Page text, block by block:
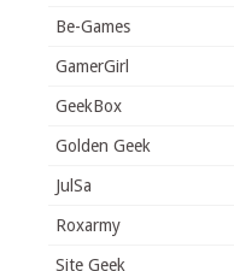
Be-Games
GamerGirl
GeekBox
Golden Geek
JulSa
Roxarmy
Site Geek